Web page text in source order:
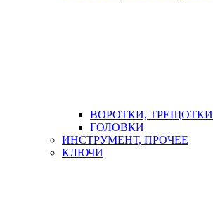
ВОРОТКИ, ТРЕЩОТКИ
ГОЛОВКИ
ИНСТРУМЕНТ, ПРОЧЕЕ
КЛЮЧИ